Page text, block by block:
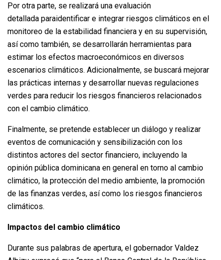
Por otra parte, se realizará una evaluación
detallada paraidentificar e integrar riesgos climáticos en el
monitoreo de la estabilidad financiera y en su supervisión,
así como también, se desarrollarán herramientas para
estimar los efectos macroeconómicos en diversos
escenarios climáticos. Adicionalmente, se buscará mejorar
las prácticas internas y desarrollar nuevas regulaciones
verdes para reducir los riesgos financieros relacionados
con el cambio climático.
Finalmente, se pretende establecer un diálogo y realizar
eventos de comunicación y sensibilización con los
distintos actores del sector financiero, incluyendo la
opinión pública dominicana en general en torno al cambio
climático, la protección del medio ambiente, la promoción
de las finanzas verdes, así como los riesgos financieros
climáticos.
Impactos del cambio climático
Durante sus palabras de apertura, el gobernador Valdez